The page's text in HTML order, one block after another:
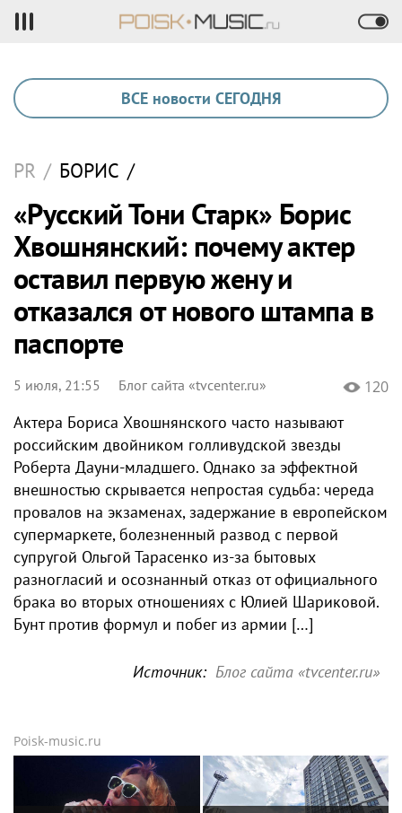
ВСЕ новости СЕГОДНЯ
PR / БОРИС /
«Русский Тони Старк» Борис
Хвошнянский: почему актер
оставил первую жену и
отказался от нового штампа в
паспорте
5 июля, 21:55 Блог сайта «tvcenter.ru» 120
Актера Бориса Хвошнянского часто называют
российским двойником голливудской звезды
Роберта Дауни-младшего. Однако за эффектной
внешностью скрывается непростая судьба: череда
провалов на экзаменах, задержание в европейском
супермаркете, болезненный развод с первой
супругой Ольгой Тарасенко из-за бытовых
разногласий и осознанный отказ от официального
брака во вторых отношениях с Юлией Шариковой.
Бунт против формул и побег из армии […]
Источник: Блог сайта «tvcenter.ru»
Poisk-music.ru